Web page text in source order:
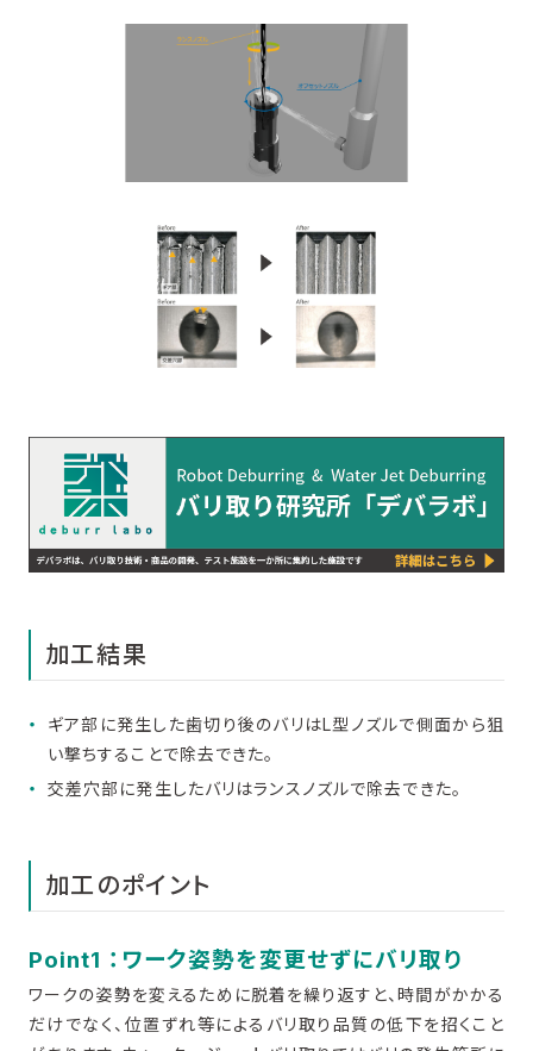
加工結果
ギア部に発生した歯切り後のバリはL型ノズルで側面から狙
い撃ちすることで除去できた。
交差穴部に発生したバリはランスノズルで除去できた。
加工のポイント
Point1 ：ワーク姿勢を変更せずにバリ取り
ワークの姿勢を変えるために脱着を繰り返すと、時間がかかる
だけでなく、位置ずれ等によるバリ取り品質の低下を招くこと